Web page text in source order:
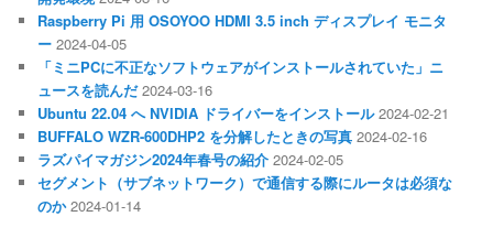
Raspberry Pi 用 OSOYOO HDMI 3.5 inch ディスプレイ モニタ
ー 2024-04-05
「ミニPCに不正なソフトウェアがインストールされていた」ニ
ュースを読んだ 2024-03-16
Ubuntu 22.04 へ NVIDIA ドライバーをインストール 2024-02-21
BUFFALO WZR-600DHP2 を分解したときの写真 2024-02-16
ラズパイマガジン2024年春号の紹介 2024-02-05
セグメント（サブネットワーク）で通信する際にルータは必須な
のか 2024-01-14